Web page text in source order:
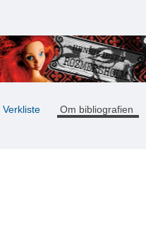
Verkliste Om bibliografien